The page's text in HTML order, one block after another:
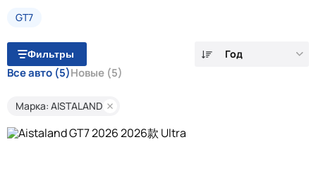
GT7
Фильтры Год
Все авто (5)Новые (5)
Марка: AISTALAND